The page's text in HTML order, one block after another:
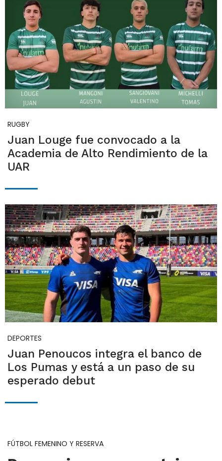
RUGBY
Juan Louge fue convocado a la
Academia de Alto Rendimiento de la
UAR
DEPORTES
Juan Penoucos integra el banco de
Los Pumas y está a un paso de su
esperado debut
FÚTBOL FEMENINO Y RESERVA